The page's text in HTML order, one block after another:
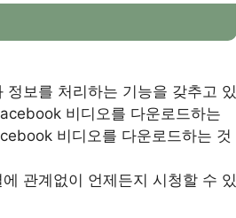
보를 처리하는 기능을 갖추고 있
비디오를 다운로드하는
비디오를 다운로드하는 것
관계없이 언제든지 시청할 수 있